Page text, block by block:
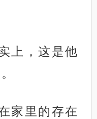
上，这是他
家里的存在